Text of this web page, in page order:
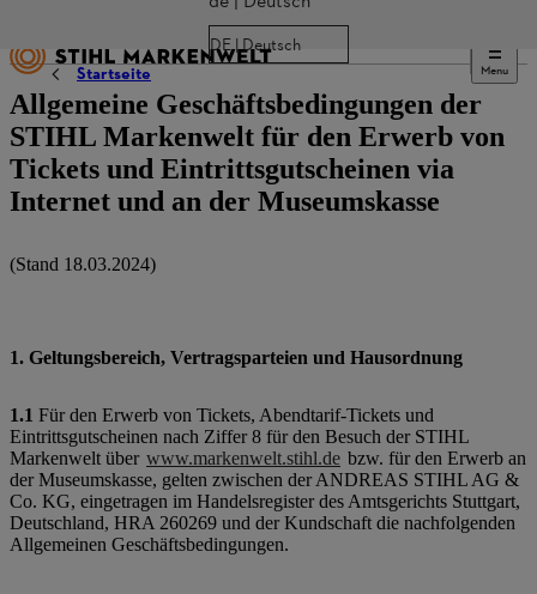
DE | Deutsch
Menu
Startseite
Allgemeine Geschäftsbedingungen der
STIHL Markenwelt für den Erwerb von
Tickets und Eintrittsgutscheinen via
Internet und an der Museumskasse
(Stand 18.03.2024)
1. Geltungsbereich, Vertragsparteien und Hausordnung
1.1 Für den Erwerb von Tickets, Abendtarif-Tickets und
Eintrittsgutscheinen nach Ziffer 8 für den Besuch der STIHL
Markenwelt über www.markenwelt.stihl.de bzw. für den Erwerb an
der Museumskasse, gelten zwischen der ANDREAS STIHL AG &
Co. KG, eingetragen im Handelsregister des Amtsgerichts Stuttgart,
Deutschland, HRA 260269 und der Kundschaft die nachfolgenden
Allgemeinen Geschäftsbedingungen.